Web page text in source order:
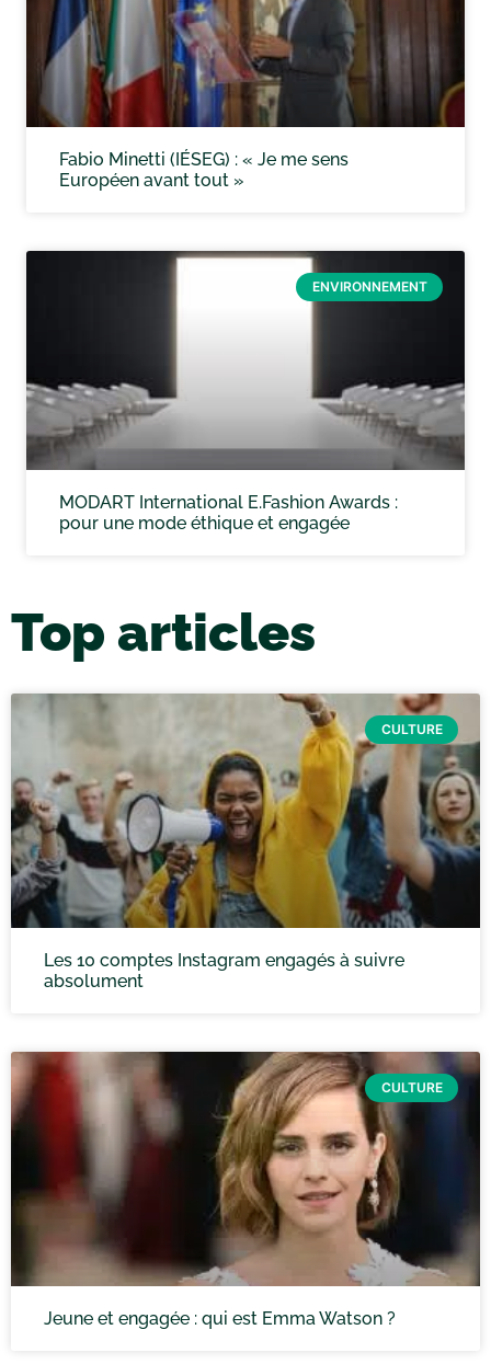
Fabio Minetti (IÉSEG) : « Je me sens
Européen avant tout »
ENVIRONNEMENT
MODART International E.Fashion Awards :
pour une mode éthique et engagée
Top articles
CULTURE
Les 10 comptes Instagram engagés à suivre
absolument
CULTURE
Jeune et engagée : qui est Emma Watson ?